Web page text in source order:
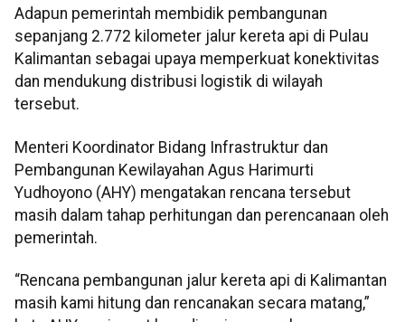
Adapun pemerintah membidik pembangunan
sepanjang 2.772 kilometer jalur kereta api di Pulau
Kalimantan sebagai upaya memperkuat konektivitas
dan mendukung distribusi logistik di wilayah
tersebut.
Menteri Koordinator Bidang Infrastruktur dan
Pembangunan Kewilayahan Agus Harimurti
Yudhoyono (AHY) mengatakan rencana tersebut
masih dalam tahap perhitungan dan perencanaan oleh
pemerintah.
“Rencana pembangunan jalur kereta api di Kalimantan
masih kami hitung dan rencanakan secara matang,”